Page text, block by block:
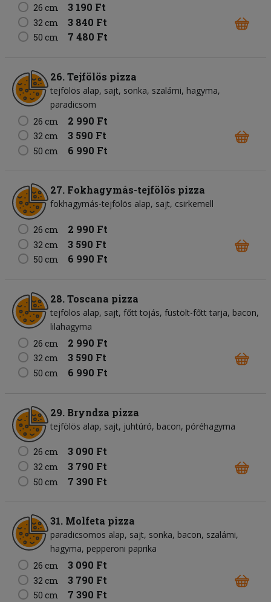
26 cm
3 190 Ft
32 cm 3 840 Ft
50 cm 7 480 Ft
26. Tejfölös pizza
tejfölös alap sajt sonka szalámi hagyma
paradicsom
26 cm
2 990 Ft
32 cm 3 590 Ft
50 cm 6 990 Ft
27. Fokhagymás-tejfölös pizza
fokhagymás-tejfölös alap sajt csirkemell
26 cm 2 990 Ft
32 cm 3 590 Ft
50 cm 6 990 Ft
28. Toscana pizza
tejfölös alap sajt főtt tojás füstölt-főtt tarja bacon
lilahagyma
26 cm
2 990 Ft
32 cm 3 590 Ft
50 cm 6 990 Ft
29. Bryndza pizza
tejfölös alap sajt juhtúró bacon póréhagyma
26 cm 3 090 Ft
32 cm 3 790 Ft
50 cm 7 390 Ft
31. Molfeta pizza
paradicsomos alap sajt sonka bacon szalámi
hagyma pepperoni paprika
26 cm
3 090 Ft
32 cm 3 790 Ft
50 cm 7 390 Ft